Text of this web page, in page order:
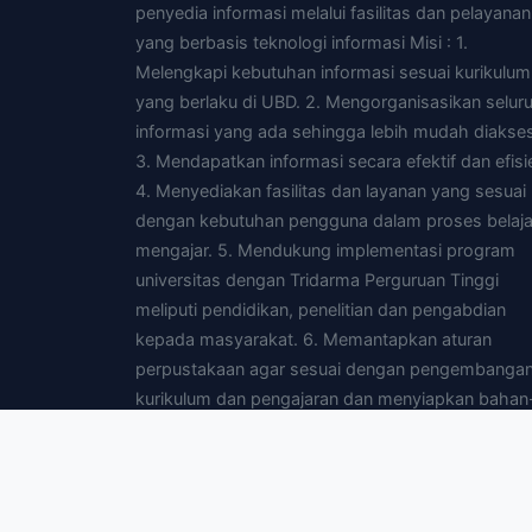
penyedia informasi melalui fasilitas dan pelayanan
yang berbasis teknologi informasi Misi : 1.
Melengkapi kebutuhan informasi sesuai kurikulum
yang berlaku di UBD. 2. Mengorganisasikan
informasi yang ada sehingga lebih mudah
3. Mendapatkan informasi secara efektif dan
4. Menyediakan fasilitas dan layanan yang sesuai
dengan kebutuhan pengguna dalam proses
mengajar. 5. Mendukung implementasi program
universitas dengan Tridarma Perguruan Tinggi
meliputi pendidikan, penelitian dan pengabdian
kepada masyarakat. 6. Memantapkan aturan
perpustakaan agar sesuai dengan
kurikulum dan pengajaran dan menyiapkan